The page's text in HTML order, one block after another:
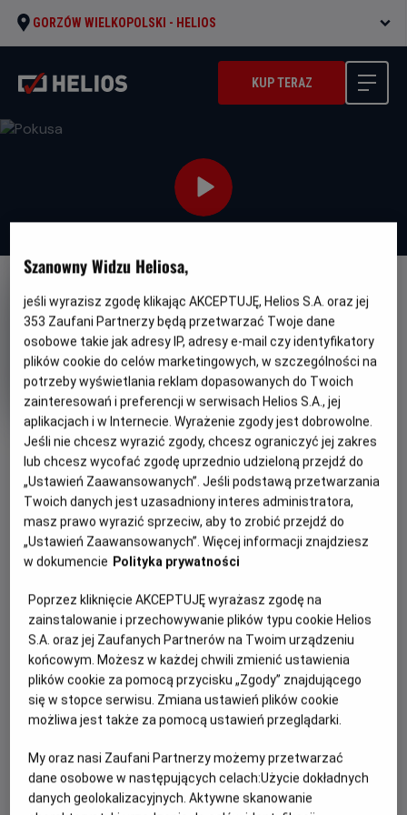
GORZÓW WIELKOPOLSKI - HELIOS
KUP TERAZ
OBSERWUJ
Pokusa
Oryginalny
tytuł
Pokusa Gatunek
Thriller / Erotyczny
Minimalny
wiek
Od 15 lat
Czas
trwania
101 min
Kraj
i
rok
produkcji
Polska (2023)
27 stycznia 2023
REŻYSERIA SCENARIUSZ
OBSADA
Piotr Stramowski, Piotr Głowacki
WIĘCEJ SZCZEGÓŁÓW
OPIS FILMU
Atrakcyjna i ambitna Inez (w tej roli Helena Englert) od
zawsze marzy o karierze dziennikarki. Gdy dostaje pracę w
popularnym serwisie śledzącym życie gwiazd sportu i
ekranu, wydaje jej się, że wielki świat ma na wyciągnięcie
ręki. Nie spodziewa się jednak jak dalece różni się on od jej
wyobrażeń i jak bardzo może być niebezpieczny dla młodej,
niezwykle atrakcyjnym mężczyzną, ale traktuje Inez jak
dziewczynę na posyłki. Natomiast jej idol Maks, piłkarz u
szczytu sławy, okazuje się czarującym, ale niepokojąco
Szanowny Widzu Heliosa,
jeśli wyrazisz zgodę klikając AKCEPTUJĘ, Helios S.A. oraz jej
353 Zaufani Partnerzy będą przetwarzać Twoje dane
osobowe takie jak adresy IP, adresy e-mail czy identyfikatory
plików cookie do celów marketingowych, w szczególności na
potrzeby wyświetlania reklam dopasowanych do Twoich
zainteresowań i preferencji w serwisach Helios S.A., jej
aplikacjach i w Internecie. Wyrażenie zgody jest dobrowolne.
Jeśli nie chcesz wyrazić zgody, chcesz ograniczyć jej zakres
lub chcesz wycofać zgodę uprzednio udzieloną przejdź do
„Ustawień Zaawansowanych”. Jeśli podstawą przetwarzania
Twoich danych jest uzasadniony interes administratora,
masz prawo wyrazić sprzeciw, aby to zrobić przejdź do
„Ustawień Zaawansowanych”. Więcej informacji znajdziesz
w dokumencie Polityka prywatności
Poprzez kliknięcie AKCEPTUJĘ wyrażasz zgodę na
zainstalowanie i przechowywanie plików typu cookie Helios
S.A. oraz jej Zaufanych Partnerów na Twoim urządzeniu
końcowym. Możesz w każdej chwili zmienić ustawienia
plików cookie za pomocą przycisku „Zgody” znajdującego
się w stopce serwisu. Zmiana ustawień plików cookie
możliwa jest także za pomocą ustawień przeglądarki.
My oraz nasi Zaufani Partnerzy możemy przetwarzać
dane osobowe w następujących celach:Użycie dokładnych
danych geolokalizacyjnych. Aktywne skanowanie